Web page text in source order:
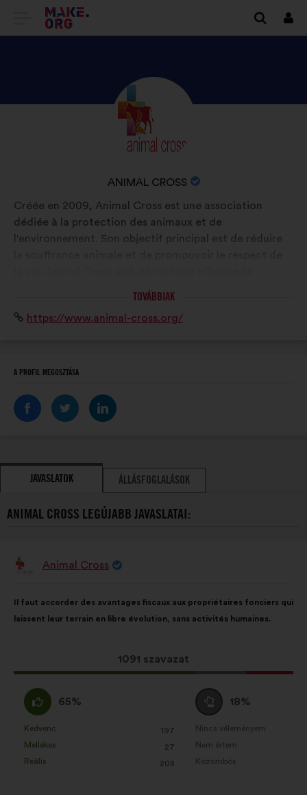
TOVÁBB
MAKE.ORG
FŐOLDALÁRA
MEG
ANIMAL
CROSS
A
SZERVEZET
NEVE:
ANIMAL CROSS
Créée en 2009, Animal Cross est une association
dédiée à la protection des animaux et de
l'environnement. Son objectif principal est de réduire
lançant des campagnes de sensibilisation, en menant
terrain pour protéger la faune sauvage et lui assurer
TOVÁBBIAK
Weboldal:
https://www.animal-cross.org/
A PROFIL MEGOSZTÁSA
JAVASLATOK ÁLLÁSFOGLALÁSOK
ANIMAL CROSS LEGÚJABB JAVASLATAI:
A
Animal Cross
javaslat
tartalma:
Il faut accorder des avantages fiscaux aux propriétaires fonciers qui
laissent leur terrain en libre évolution, sans activités humaines.
Ez
a
1091 szavazat
következő
megoszlásban:
Egyetértek
:
65%
Kedvenc
: 197
szer
Mellékes
: 27
szer
Reális
: 208
szer
Semleges
szavazat
:
18%
Nincs véleményem
:szer
Nem értem
:szer
Közömbös
:szer